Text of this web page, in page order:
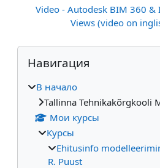
Video - Autodesk BIM 360 &
Views (video on
Блоки
Пропустить Навигация
Навигация
В начало
Tallinna Tehnikakõrgkooli
Мои курсы
Курсы
Ehitusinfo
R. Puust